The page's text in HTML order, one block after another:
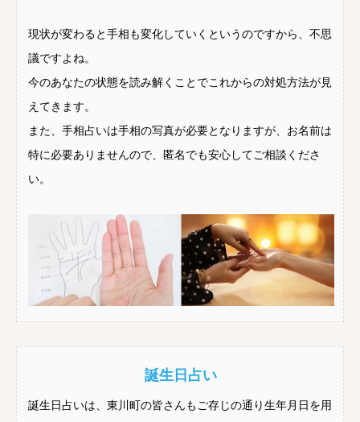
現状が変わると手相も変化していくというのですから、不思
議ですよね。
今のあなたの状態を読み解くことでこれからの対処方法が見
えてきます。
また、手相占いは手相の写真が必要となりますが、お名前は
特に必要ありませんので、匿名でも安心してご相談くださ
い。
誕生日占い
誕生日占いは、東川町の皆さんもご存じの通り生年月日を用